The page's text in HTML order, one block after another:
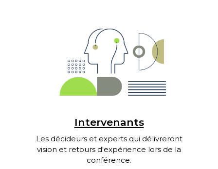
Intervenants
Les décideurs et experts qui délivreront
vision et retours d'expérience lors de la
conférence.